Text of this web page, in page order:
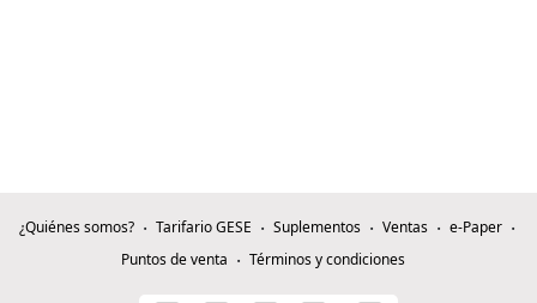
¿Quiénes somos? Tarifario GESE Suplementos Ventas
e-Paper
Puntos de venta
Términos y condiciones